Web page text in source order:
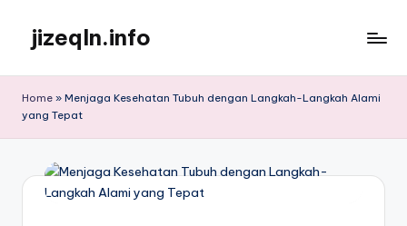
content
jizeqln.info
Untuk
Home » Menjaga Kesehatan Tubuh dengan Langkah-Langkah Alami
yang Tepat